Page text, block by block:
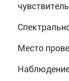
Место